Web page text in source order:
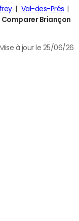
Val-des-Prés
Comparer Briançon
Mise à jour le 25/06/26